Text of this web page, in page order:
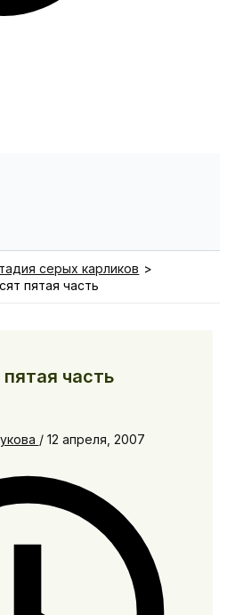
серых карликов
пятая часть
часть
/ 12 апреля, 2007